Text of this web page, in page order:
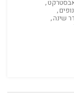
אבסטרקט,
,
שינה,